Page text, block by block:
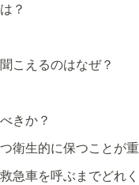
？
こえるのはなぜ？
きか？
衛生的に保つことが
急車を呼ぶまでどれ